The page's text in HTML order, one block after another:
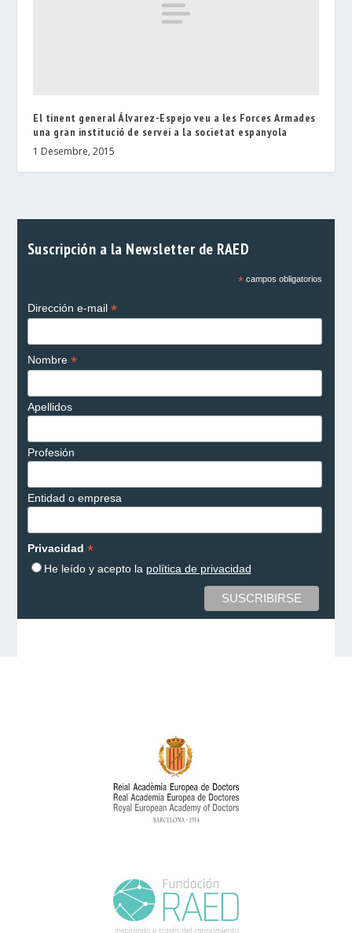
El tinent general Álvarez-Espejo veu a les Forces Armades
una gran institució de servei a la societat espanyola
1 Desembre, 2015
Suscripción a la Newsletter de RAED
*campos obligatorios
Dirección e-mail *
Nombre *
Apellidos
Profesión
Entidad o empresa
Privacidad *
He leído y acepto la política de privacidad